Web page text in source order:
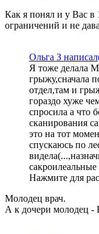
Как я понял и у Вас в
ограничений и не
Ольга З
Я тоже делала
грыжу,сначала
отдел,там и
гораздо хуже
спросила а что
сканирования
это на тот
спускаюсь по
Нажмите для
Молодец врач.
А к дочери молодец -